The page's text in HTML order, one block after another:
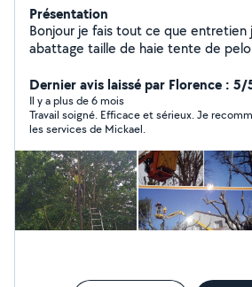
Présentation
Bonjour je fais tout ce que entretien
abattage taille de haie tente de
Dernier avis laissé par Florence : 5/
Il y a plus de 6 mois
Travail soigné. Efficace et sérieux. Je
les services de Mickael.